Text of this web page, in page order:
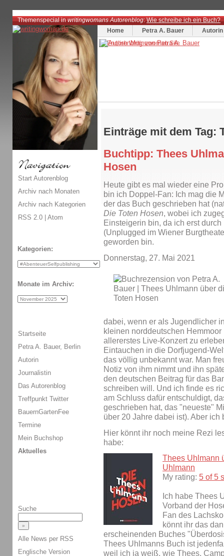
Themenspecial inwritingwomans Autorenblog:Wie schreibe ich ein Buch?
Home
Petra A. Bauer Autorin
Einträge mit dem Tag:
Buchtipp: Thees
Hosen
Heute gibt es mal wieder eine
bin ich Doppel-Fan: Ich mag die
der das Buch geschrieben hat
Die Toten Hosen, wobei ich
Einsteigerin bin, da ich erst
(Unplugged im Wiener
geworden bin.
Donnerstag, 27. Mai 2021
dabei, wenn er als Jugendlicher
kleinen norddeutschen
allererstes Live-Konzert zu
Eintauchen in die Dorfjugend-
das völlig unbekannt war. Man
Notiz von ihm nimmt und ihn
den deutschen Beitrag für das
schreiben will. Und ich finde es
am Schluss dafür entschuldigt,
geschrieben hat, das "neueste"
über 20 Jahre dabei ist). Aber
Hier könnt ihr noch meine Rezi
habe:
Thees Uhlmann
Uhlmann
My rating: 5 of 5
Ich habe Thees
Vorband der
Fan des
könnt ihr das
erscheinenden Buches
Thees Uhlmanns Buch ist
weil ich ja weiß, wie Thees,
Start Autorenblog
Archiv nach Monaten
Archiv nach Kategorien
RSS 2.0 | Atom
Kategorien:
Monate im Archiv:
Startseite
Petra A. Bauer, Berlin
Autorin
Journalistin
Das Autorenblog
Treffpunkt Twitter
BauernGartenFee
Termine
Mein Buchshop
Aktuelles
Suche
Alle News per RSS
Englische Version